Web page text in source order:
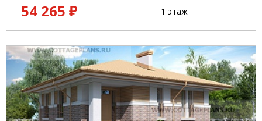
54 265 ₽
1 этаж